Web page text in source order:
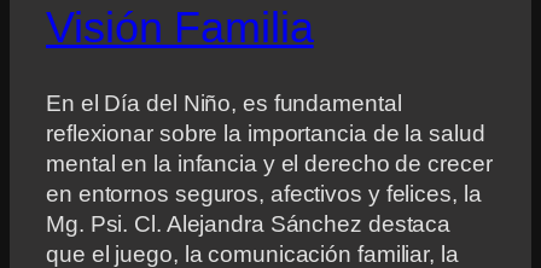
Visión Familia
En el Día del Niño, es fundamental
reflexionar sobre la importancia de la salud
mental en la infancia y el derecho de crecer
en entornos seguros, afectivos y felices, la
Mg. Psi. Cl. Alejandra Sánchez destaca
que el juego, la comunicación familiar, la